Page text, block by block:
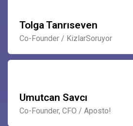
Tolga Tanrıseven
Co-Founder / KizlarSoruyor
Umutcan Savcı
Co-Founder, CFO / Aposto!